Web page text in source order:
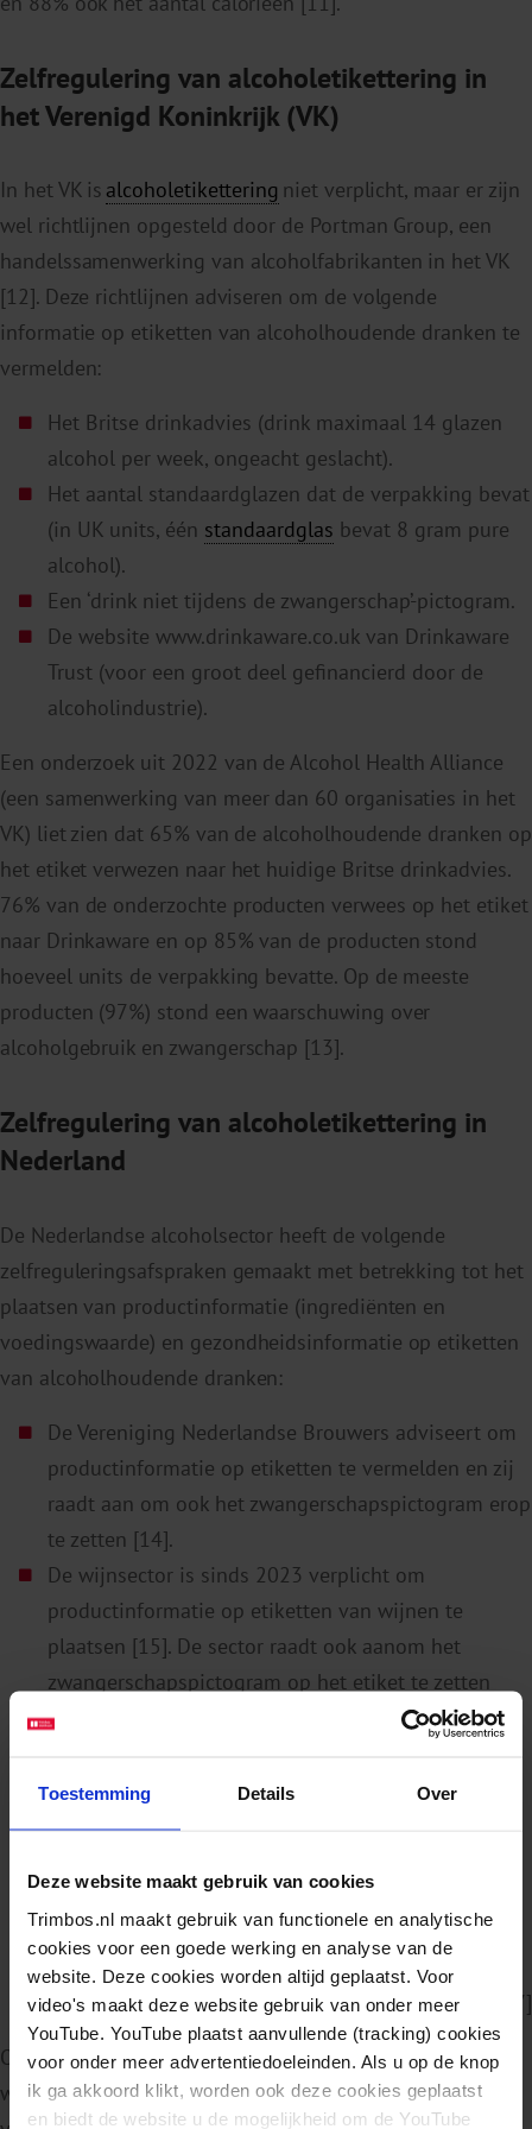
Toestemming Details Over
Deze website maakt gebruik van cookies
Trimbos.nl maakt gebruik van functionele en analytische
cookies voor een goede werking en analyse van de
website. Deze cookies worden altijd geplaatst. Voor
video's maakt deze website gebruik van onder meer
YouTube. YouTube plaatst aanvullende (tracking) cookies
voor onder meer advertentiedoeleinden. Als u op de knop
ik ga akkoord klikt, worden ook deze cookies geplaatst
en biedt de website u de mogelijkheid om de YouTube
Zelfregulering van alcoholetikettering in
het Verenigd Koninkrijk (VK)
In het VK is alcoholetikettering niet verplicht, maar er zijn
wel richtlijnen opgesteld door de Portman Group, een
handelssamenwerking van alcoholfabrikanten in het VK
[12]. Deze richtlijnen adviseren om de volgende
informatie op etiketten van alcoholhoudende dranken te
vermelden:
Het Britse drinkadvies (drink maximaal 14 glazen
alcohol per week, ongeacht geslacht).
Het aantal standaardglazen dat de verpakking bevat
(in UK units, één standaardglas bevat 8 gram pure
alcohol).
Een ‘drink niet tijdens de zwangerschap’-pictogram.
De website www.drinkaware.co.uk van Drinkaware
Trust (voor een groot deel gefinancierd door de
alcoholindustrie).
Een onderzoek uit 2022 van de Alcohol Health Alliance
(een samenwerking van meer dan 60 organisaties in het
VK) liet zien dat 65% van de alcoholhoudende dranken op
het etiket verwezen naar het huidige Britse drinkadvies.
76% van de onderzochte producten verwees op het etiket
naar Drinkaware en op 85% van de producten stond
hoeveel units de verpakking bevatte. Op de meeste
producten (97%) stond een waarschuwing over
alcoholgebruik en zwangerschap [13].
Zelfregulering van alcoholetikettering in
Nederland
De Nederlandse alcoholsector heeft de volgende
zelfreguleringsafspraken gemaakt met betrekking tot het
plaatsen van productinformatie (ingrediënten en
voedingswaarde) en gezondheidsinformatie op etiketten
van alcoholhoudende dranken:
De Vereniging Nederlandse Brouwers adviseert om
productinformatie op etiketten te vermelden en zij
raadt aan om ook het zwangerschapspictogram erop
te zetten [14].
De wijnsector is sinds 2023 verplicht om
productinformatie op etiketten van wijnen te
plaatsen [15]. De sector raadt ook aanom het
zwangerschapspictogram op het etiket te zetten
[16].
van sterke drank, heeft afgesproken dat
productinformatie (in ieder geval het aantal
vermeld. Dit geldt niet voor flesjes van minder dan
35 ml vanwege de beperkte ruimte op het etiket.
Ook verplicht de organisatie haar leden het
zwangerschapspictogram op het etiket te zetten [17]
Op het gebied van gezondheidsinformatie en -
waarschuwingen zijn door de Nederlandse alcoholsector